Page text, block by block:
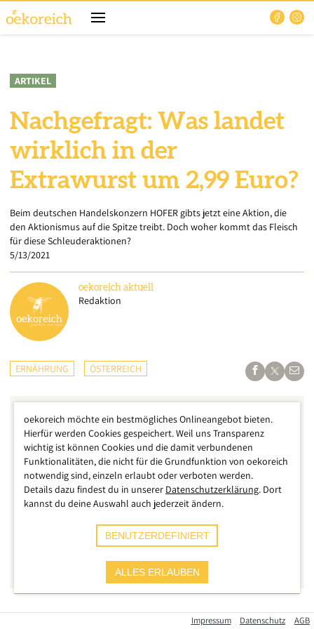
ARTIKEL
Nachgefragt: Was landet
wirklich in der
Extrawurst um 2,99 Euro?
Beim deutschen Handelskonzern HOFER gibts jetzt eine Aktion, die
den Aktionismus auf die Spitze treibt. Doch woher kommt das Fleisch
für diese Schleuderaktionen?
5/13/2021
oekoreich aktuell
Redaktion
ERNÄHRUNG ÖSTERREICH
Von den Rabattschlachten der Supermärkte bei
Impressum Datenschutz AGB
oekoreich möchte ein bestmögliches Onlineangebot bieten.
Hierfür werden Cookies gespeichert. Weil uns Transparenz
wichtig ist können Cookies und die damit verbundenen
Funktionalitäten, die nicht für die Grundfunktion von oekoreich
notwendig sind, einzeln erlaubt oder verboten werden.
Details dazu findest du in unserer Datenschutzerklärung. Dort
kannst du deine Auswahl auch jederzeit ändern.
BENUTZERDEFINIERT
ALLES ERLAUBEN